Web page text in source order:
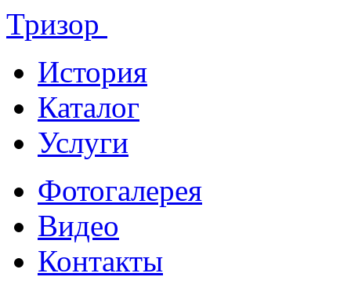
Тризор
История
Каталог
Услуги
Фотогалерея
Видео
Контакты